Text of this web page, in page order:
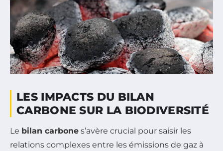
LES IMPACTS DU BILAN
CARBONE SUR LA BIODIVERSITÉ
Le bilan carbone s’avère crucial pour saisir les
relations complexes entre les émissions de gaz à